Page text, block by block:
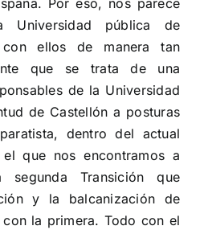
Universidad pública de
con ellos de manera tan
que se trata de una
de la Universidad
de Castellón a posturas
dentro del actual
que nos encontramos a
segunda Transición que
y la balcanización de
la primera. Todo con el